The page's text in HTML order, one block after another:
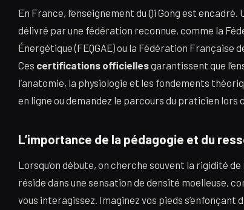
En France, l’enseignement du Qi Gong est
délivré par une fédération reconnue, comme la
Énergétique (FEQGAE) ou la Fédération
Ces certifications officiellesgarantissent que
l’anatomie, la physiologie et les fondements
en ligne ou demandez le parcours du praticien
L’importance de la pédagogie et du
Lorsqu’on débute, on cherche souvent la rigidité
réside dans une sensation de densité moelleuse,
vous interagissez. Imaginez vos pieds